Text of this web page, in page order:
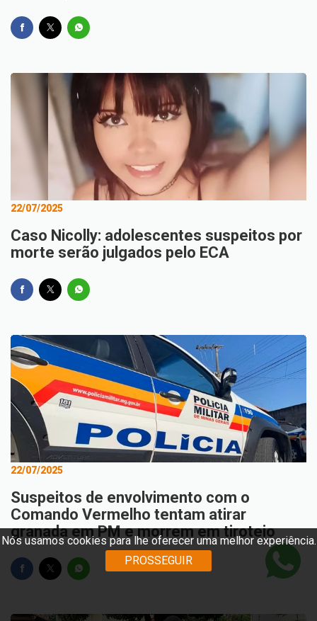
Nós usamos cookies para lhe oferecer uma melhor experiência.
PROSSEGUIR
22/07/2025
Caso Nicolly: adolescentes suspeitos por
morte serão julgados pelo ECA
22/07/2025
Suspeitos de envolvimento com o
Comando Vermelho tentam atirar
granada em PM e morrem em tiroteio